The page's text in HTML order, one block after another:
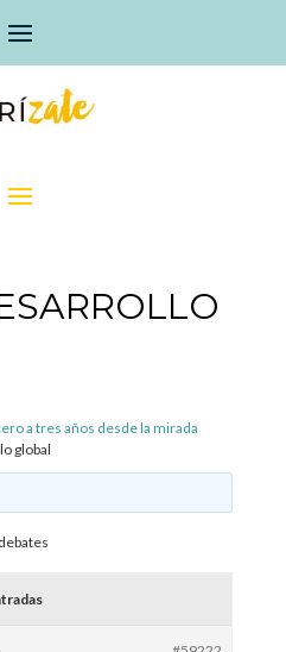
a tres años desde la mirada
global